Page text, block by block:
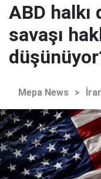
ABD halkı
savaşı
Mepa News >